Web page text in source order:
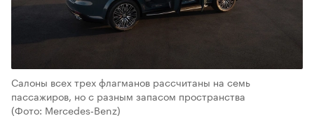
Салоны всех трех флагманов рассчитаны на семь
пассажиров, но с разным запасом пространства
(Фото: Mercedes‑Benz)